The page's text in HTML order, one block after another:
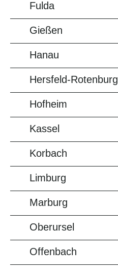
Fulda
Gießen
Hanau
Hersfeld-Rotenburg
Hofheim
Kassel
Korbach
Limburg
Marburg
Oberursel
Offenbach